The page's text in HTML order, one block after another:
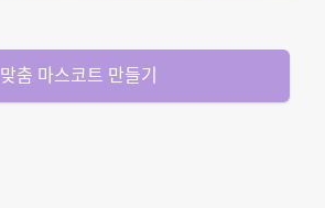
맞춤 마스코트 만들기